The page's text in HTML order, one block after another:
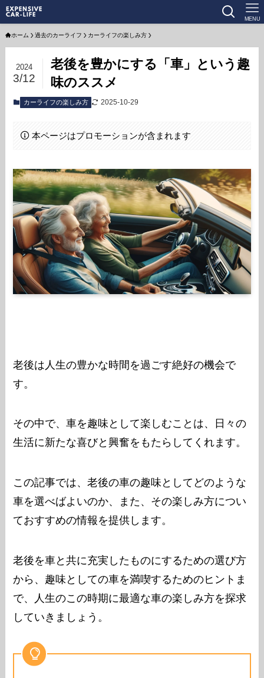
MENU
ホーム 過去のカーライフ カーライフの楽しみ方
老後を豊かにする「車」という趣
味のススメ
2024
3/12
カーライフの楽しみ方 2025-10-29
本ページはプロモーションが含まれます
老後は人生の豊かな時間を過ごす絶好の機会で
す。
その中で、車を趣味として楽しむことは、日々の
生活に新たな喜びと興奮をもたらしてくれます。
この記事では、老後の車の趣味としてどのような
車を選べばよいのか、また、その楽しみ方につい
ておすすめの情報を提供します。
老後を車と共に充実したものにするための選び方
から、趣味としての車を満喫するためのヒントま
で、人生のこの時期に最適な車の楽しみ方を探求
していきましょう。